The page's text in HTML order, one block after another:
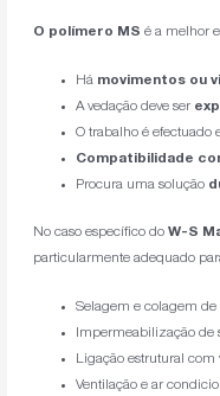
O polímero MS é a melhor
Há movimentos ou
A vedação deve ser
O trabalho é efectuado
Compatibilidade
Procura uma solução
No caso específico doW-S
particularmente adequado
Selagem e colagem de
Impermeabilização de
Ligação estrutural com
Ventilação e ar